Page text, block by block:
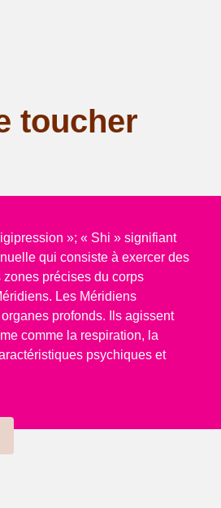
toucher
»; « Shi » signifiant
qui consiste à exercer des
précises du corps
Les Méridiens
profonds. Ils agissent
comme la respiration, la
psychiques et